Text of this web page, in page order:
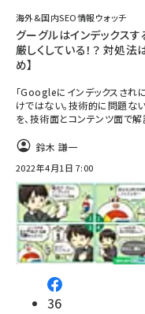
海外&国内SEO情報ウォッチ
グーグルはインデックス
厳しくしている！？ 対処法
め】
「Googleにインデックスされ
けではない。技術的に問題な
を、技術面とコンテンツ面で解
鈴木 謙一
2022年4月1日 7:00
36